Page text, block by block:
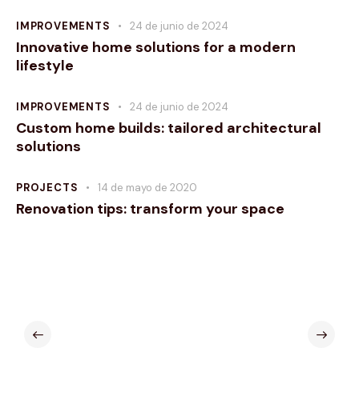
IMPROVEMENTS 24 de junio de 2024
Innovative home solutions for a modern
lifestyle
IMPROVEMENTS 24 de junio de 2024
Custom home builds: tailored architectural
solutions
PROJECTS 14 de mayo de 2020
Renovation tips: transform your space